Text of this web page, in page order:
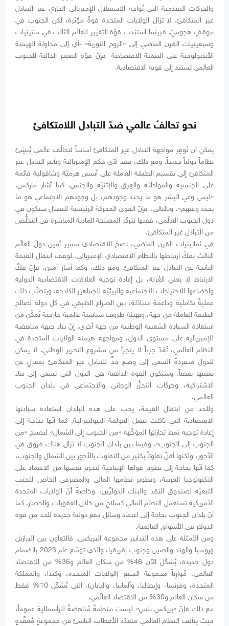
والحركات التقدمية التي تُواجه الاستغلال الإمبريالي الجاري عبر التبادل
غير المتكافئ. لا تزال الولايات المتحدة قوةً مؤثرة، لكن الجنوب في
موقفٍ هجوميّ. فبينما استندت قوّة التغيير للعالم الثالث في ستينيات
وسبعينيات القرن الماضي إلى «الروح الثورية» -أي إلى محاولة الهيمنة
الأيديولوجية على التنمية الاقتصادية- فإنّ قوّة التغيير الحالية للجنوب
العالمي تستند إلى قوته الاقتصادية.
نحو تحالفٌ عالَمي ضدّ التبادل اللامتكافئ
يمكن أن تُوفِر مواجهة التبادل غير المتكافئ أساساً لتحالُف عالَمي يُنشِئ
نظاماً دولياً جديداً. ومع ذلك، فقد أدّى حكم الإمبريالية وتأثير التبادل غير
المتكافئ إلى تقسيم الطبقة العاملة على أسس هرميّة وشاقولية قائمة
على الجنسية والمواطنة والعِرق والإثنيّة والجنس. كما أشار ماركس:
«ليس وعي البشر هو ما يحدد وجودهم، بل وجودهم الاجتماعي هو ما
يحدد وعيهم»، وبالتالي، فإنّ القوى المحركة الرئيسية للنضال ستكون في
دول الجنوب العالَمي، ففيها تتركّز المصلحة المادية المباشرة في التخلُّص
من التبادل غير المتكافئ.
في ثمانينيات القرن الماضي، نصحَ الاقتصادي سمير أمين دولَ العالَم
الثالث بفكِّ ارتباطها بالنظام الاقتصادي الإمبريالي، لوقف انتقال القيمة
الناتجة عن التبادل غير المتكافئ. ومع ذلك، وكما أشار أمين، فإنّ فكَّ
الارتباط لا يعني العُزلة، بل إعادة توجيه العلاقات الاقتصادية الدولية
وإخضاعها للاحتياجات الاجتماعية والبيئيّة للجماهير الكادحة. ويتطلّب ذلك
عمليةً تكاملية وداعمة متبادَلة، بين الصراع الطبقي في كل دولة لصالح
الطبقة العاملة من جهة، وتهيئة ظروف سياسية عالمية خارجية تُمكِّن من
استعادة السيادة الشعبية الوطنية من جهة أخرى. إنّ بناء جبهة مناهضة
للإمبريالية على مستوى الدول، ومواجهة هيمنة الولايات المتحدة في
النظام العالمي، تُعَدّ جزءاً لا يتجزأ من مشروع التحرير الوطني. لا يمكن
للدول منفردةً السعي إلى وضع حدٍّ للتبادل غير المتكافئ بمعزلٍ عن
بعضها بعضاً. وستكون القوة الدافعة هي الدول التي تسعى إلى بناء
الاشتراكية، وحركات التحرُّر الوطني والاجتماعي في بلدان الجنوب
العالمي.
وللحد من انتقال القيمة، يجب على هذه البلدان استعادة سيادتها
الاقتصادية التي تآكلت بفعل العولَمة النيوليبرالية. كما أنّها بحاجة إلى
إعادة توجيه نمط تجارتها الموَجَّهة «من الجنوب إلى الشمال» ليصبح «من
الجنوب إلى الجنوب». وفيما بين بلدان الجنوب لا تزال هناك فروق في
الأجور، ولكنها أقلّ تفاوتاً بكثير من التفاوت بالأجور بين الشمال والجنوب،
كما أنّها بحاجة إلى تطوير قواها الإنتاجية لتحرير نفسها من الاعتماد على
التكنولوجيا الغربية، وتطوير نظامها المالي والمصرفي الخاص لتجنب
التبعيّة لصندوق النقد والبنك الدوليَّين، وخاصةً أنّ الولايات المتحدة
الأمريكية تستعمل النظام المالي كسلاحٍ من خلال العقوبات والحصار. كما
أنّ بلدان الجنوب بحاجة إلى اعتماد وسائل دفع دولية جديدة للحد من قوة
الدولار في الأسواق العالمية.
ومن الأمثلة على هذه التدابير مجموعة البريكس. فالتعاون بين البرازيل
وروسيا والهند والصين وجنوب إفريقيا، والذي توسّع عام 2023 بانضمام
دول جديدة، يُشكّل الآن 46% من سكان العالم و36% من الاقتصاد
العالمي، مُوازِناً مجموعة السبع (الولايات المتحدة، وكندا، والمملكة
المتحدة، وفرنسا، وإيطاليا، وألمانيا، واليابان)، التي تُشكّل 10% فقط
من سكان العالم و30% من الاقتصاد العالَمي.
مع ذلك فإنّ «بريكس بلس» ليست منظمةً مُناهضةً للرأسمالية عموماً،
حيث يتألف النظام العالمي متعدّد الأقطاب الناشئ من مجموعةٍ مُعقَّدةٍ